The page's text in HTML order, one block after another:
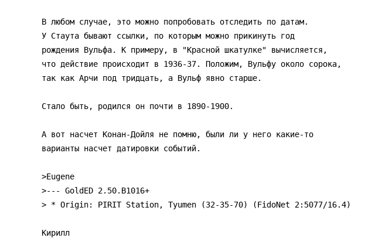
В любом случае, это можно попробовать отследить по датам.
У Стаута бывают ссылки, по которым можно прикинуть год
рождения Вульфа. К примеру, в "Красной шкатулке" вычисляется,
что действие происходит в 1936-37. Положим, Вульфу около сорока,
так как Арчи под тридцать, а Вульф явно старше.
Стало быть, родился он почти в 1890-1900.
А вот насчет Конан-Дойля не помню, были ли у него какие-то
варианты насчет датировки событий.
>Eugene
>--- GoldED 2.50.B1016+
> * Origin: PIRIT Station, Tyumen (32-35-70) (FidoNet 2:5077/16.4)
Кирилл